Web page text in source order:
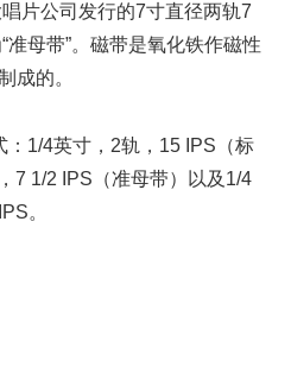
片公司发行的7寸直径两轨7
准母带”。磁带是氧化铁作磁性
成的。
1/4英寸，2轨，15 IPS（标
7 1/2 IPS（准母带）以及1/4
。